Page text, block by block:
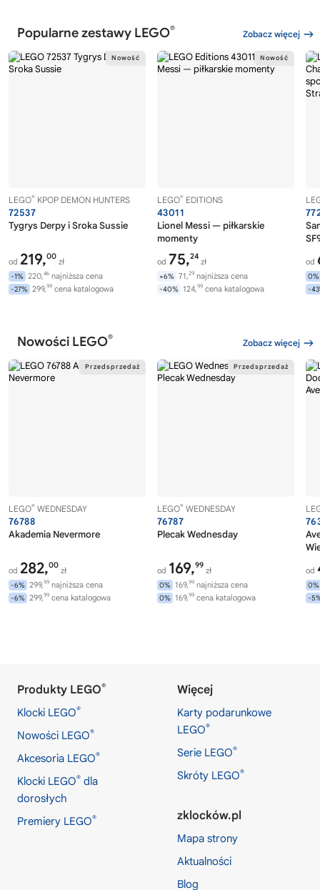
Popularne zestawy LEGO® Zobacz więcej
LEGO® KPOP DEMON HUNTERS
72537
Tygrys Derpy i Sroka Sussie
od 219,00
zł
-1% 220,46 najniższa cena
-27% 299,99 cena katalogowa
LEGO® EDITIONS
43011
Lionel Messi — piłkarskie
momenty
od 75,24
zł
+6% 71,29 najniższa cena
-40% 124,99 cena katalogowa
od
0%
-
Nowości LEGO® Zobacz więcej
LEGO® WEDNESDAY
76788
Akademia Nevermore
od 282,00
zł
-6% 299,99 najniższa cena
-6% 299,99 cena katalogowa
LEGO® WEDNESDAY
76787
Plecak Wednesday
od 169,99
zł
0% 169,99 najniższa cena
0% 169,99 cena katalogowa
od
0%
-
Produkty LEGO®
Klocki LEGO®
Nowości LEGO®
Akcesoria LEGO®
Klocki LEGO® dla
dorosłych
Premiery LEGO®
Więcej
Karty podarunkowe
LEGO®
Serie LEGO®
Skróty LEGO®
zklocków.pl
Mapa strony
Aktualności
Blog